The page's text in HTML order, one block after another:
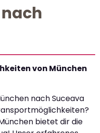
von München
nach Suceava
bietet dir die